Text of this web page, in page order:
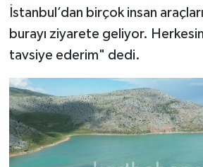
İstanbul’dan birçok insan
burayı ziyarete geliyor.
tavsiye ederim" dedi.